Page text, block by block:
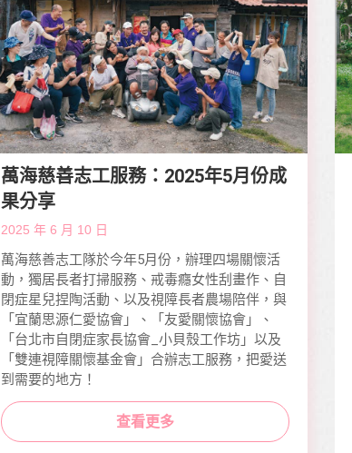
萬海慈善志工服務：2025年5月份成
果分享
2025 年 6 月 10 日
萬海慈善志工隊於今年5月份，辦理四場關懷活
動，獨居長者打掃服務、戒毒癮女性刮畫作、自
閉症星兒捏陶活動、以及視障長者農場陪伴，與
「宜蘭思源仁愛協會」、「友愛關懷協會」、
「台北市自閉症家長協會_小貝殼工作坊」以及
「雙連視障關懷基金會」合辦志工服務，把愛送
到需要的地方！
查看更多